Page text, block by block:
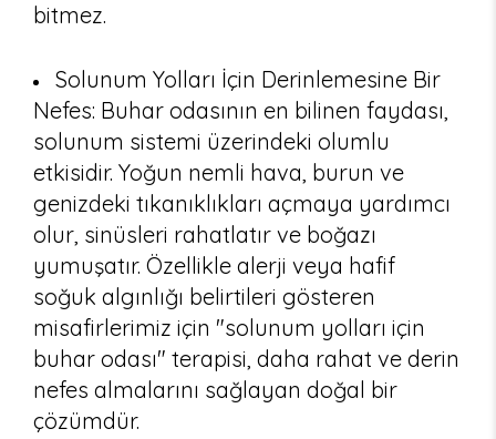
bitmez.
Solunum Yolları İçin Derinlemesine Bir
Nefes: Buhar odasının en bilinen faydası,
solunum sistemi üzerindeki olumlu
etkisidir. Yoğun nemli hava, burun ve
genizdeki tıkanıklıkları açmaya yardımcı
olur, sinüsleri rahatlatır ve boğazı
yumuşatır. Özellikle alerji veya hafif
soğuk algınlığı belirtileri gösteren
misafirlerimiz için "solunum yolları için
buhar odası" terapisi, daha rahat ve derin
nefes almalarını sağlayan doğal bir
çözümdür.